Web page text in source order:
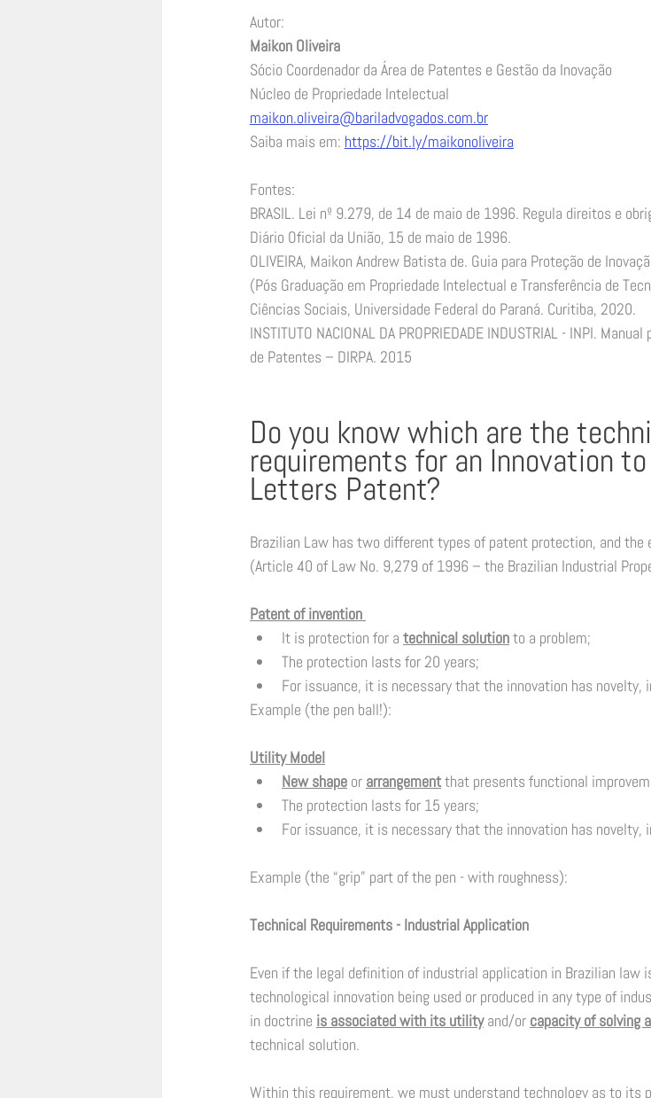
Autor:
Maikon Oliveira
Sócio Coordenador da Área de Patentes e Gestão da Inovação
Núcleo de Propriedade Intelectual
maikon.oliveira@bariladvogados.com.br
Saiba mais em: https://bit.ly/maikonoliveira
Fontes:
BRASIL. Lei nº 9.279, de 14 de maio de 1996. Regula direitos e
Diário Oficial da União, 15 de maio de 1996.
OLIVEIRA, Maikon Andrew Batista de. Guia para Proteção de
(Pós Graduação em Propriedade Intelectual e Transferência de
Ciências Sociais, Universidade Federal do Paraná. Curitiba, 2020.
INSTITUTO NACIONAL DA PROPRIEDADE INDUSTRIAL - INPI.
de Patentes – DIRPA. 2015
Do you know which are the
requirements for an Innovation
Letters Patent?
Brazilian Law has two different types of patent protection, and
(Article 40 of Law No. 9,279 of 1996 – the Brazilian Industrial
Patent of invention
It is protection for a technical solution to a problem;
The protection lasts for 20 years;
For issuance, it is necessary that the innovation has
Example (the pen ball!):
Utility Model
New shape or arrangement that presents functional
The protection lasts for 15 years;
For issuance, it is necessary that the innovation has
Example (the “grip” part of the pen - with roughness):
Technical Requirements - Industrial Application
Even if the legal definition of industrial application in Brazilian
technological innovation being used or produced in any type of
in doctrine is associated with its utility and/or capacity of solving
technical solution.
Within this requirement, we must understand technology as to